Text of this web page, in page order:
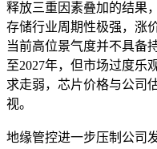
释放三重因素叠加的结果
存储行业周期性极强，涨
当前高位景气度并不具备
至2027年，但市场过度乐
求走弱，芯片价格与公司
视。
地缘管控进一步压制公司